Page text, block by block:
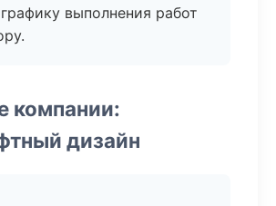
выполнения работ
компании:
дизайн